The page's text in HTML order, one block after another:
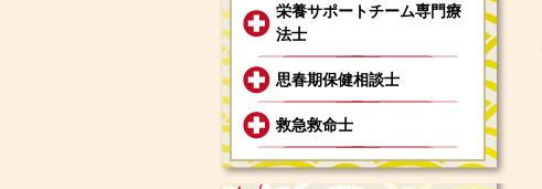
栄養サポートチーム専門療
法士
思春期保健相談士
救急救命士